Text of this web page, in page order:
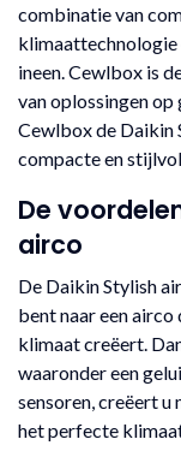
combinatie van
klimaattechnologie
ineen. Cewlbox is
van oplossingen
Cewlbox de Daikin
compacte en
De
airco
De Daikin Stylish
bent naar een airco
klimaat creëert.
waaronder een
sensoren, creëert u
het perfecte